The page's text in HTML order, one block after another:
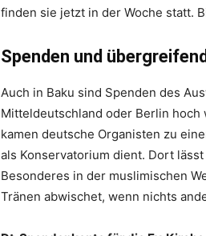
finden sie jetzt in der Woche statt.
Spenden und
Auch in Baku sind Spenden des
Mitteldeutschland oder Berlin hoch
kamen deutsche Organisten zu
als Konservatorium dient. Dort
Besonderes in der muslimischen
Tränen abwischet, wenn nichts